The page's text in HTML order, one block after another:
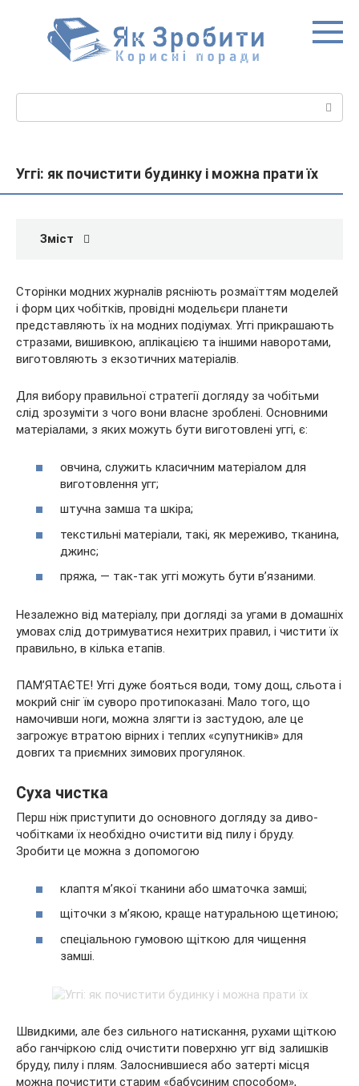
Уггі: як почистити будинку і можна прати їх
Зміст
Сторінки модних журналів рясніють розмаїттям моделей
і форм цих чобітків, провідні модельєри планети
представляють їх на модних подіумах. Уггі прикрашають
стразами, вишивкою, аплікацією та іншими наворотами,
виготовляють з екзотичних матеріалів.
Для вибору правильної стратегії догляду за чобітьми
слід зрозуміти з чого вони власне зроблені. Основними
матеріалами, з яких можуть бути виготовлені уггі, є:
овчина, служить класичним матеріалом для
виготовлення угг;
штучна замша та шкіра;
текстильні матеріали, такі, як мереживо, тканина,
джинс;
пряжа, — так-так уггі можуть бути в’язаними.
Незалежно від матеріалу, при догляді за угами в домашніх
умовах слід дотримуватися нехитрих правил, і чистити їх
правильно, в кілька етапів.
ПАМ’ЯТАЄТЕ! Уггі дуже бояться води, тому дощ, сльота і
мокрий сніг їм суворо протипоказані. Мало того, що
намочивши ноги, можна злягти із застудою, але це
загрожує втратою вірних і теплих «супутників» для
довгих та приємних зимових прогулянок.
Суха чистка
Перш ніж приступити до основного догляду за диво-
чобітками їх необхідно очистити від пилу і бруду.
Зробити це можна з допомогою
клаптя м’якої тканини або шматочка замші;
щіточки з м’якою, краще натуральною щетиною;
спеціальною гумовою щіткою для чищення
замші.
Швидкими, але без сильного натискання, рухами щіткою
або ганчіркою слід очистити поверхню угг від залишків
бруду, пилу і плям. Залоснившиеся або затерті місця
можна почистити старим «бабусиним способом»,